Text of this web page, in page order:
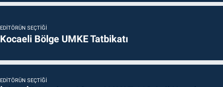
EDITÖRÜN SEÇTIĞI
Kocaeli Bölge UMKE Tatbikatı
EDITÖRÜN SEÇTIĞI